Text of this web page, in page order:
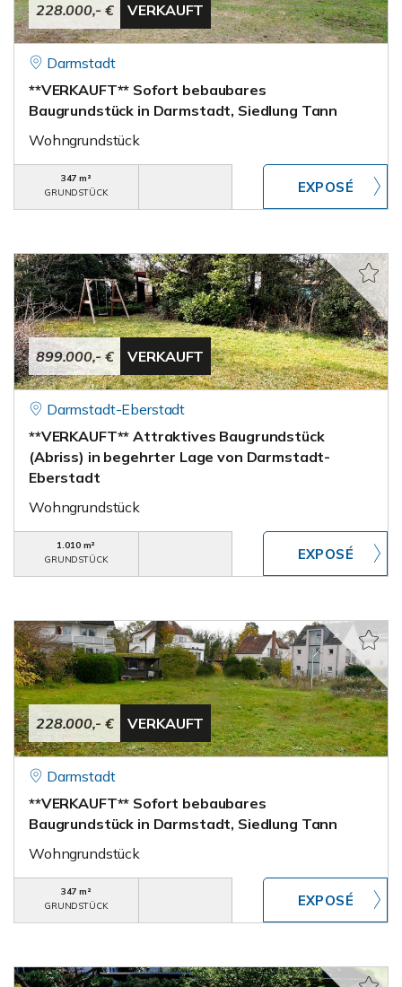
228.000,- € VERKAUFT
Darmstadt
**VERKAUFT** Sofort bebaubares
Baugrundstück in Darmstadt, Siedlung Tann
Wohngrundstück
347 m²
GRUNDSTÜCK
899.000,- € VERKAUFT
Darmstadt-Eberstadt
**VERKAUFT** Attraktives Baugrundstück
(Abriss) in begehrter Lage von Darmstadt-
Eberstadt
Wohngrundstück
1.010 m²
GRUNDSTÜCK
228.000,- € VERKAUFT
Darmstadt
**VERKAUFT** Sofort bebaubares
Baugrundstück in Darmstadt, Siedlung Tann
Wohngrundstück
347 m²
GRUNDSTÜCK